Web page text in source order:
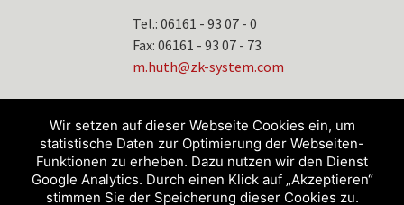
Tel.: 06161 - 93 07 - 0
Fax: 06161 - 93 07 - 73
moc.m
etsys
-kz@h
tuh.m
Wir setzen auf dieser Webseite Cookies ein, um
statistische Daten zur Optimierung der Webseiten-
Funktionen zu erheben. Dazu nutzen wir den Dienst
Google Analytics. Durch einen Klick auf „Akzeptieren“
stimmen Sie der Speicherung dieser Cookies zu.